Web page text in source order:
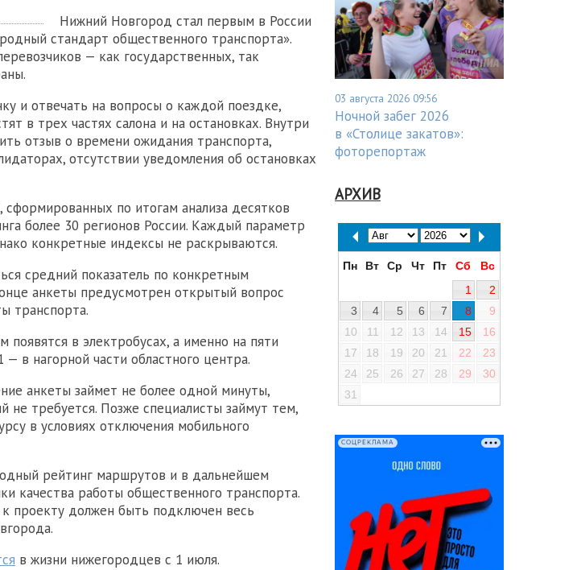
Нижний Новгород стал первым в России
стандарт общественного транспорта».
— как государственных, так
и отвечать на вопросы о каждой поездке,
в трех частях салона и на остановках. Внутри
отзыв о времени ожидания транспорта,
отсутствии уведомления об остановках
по итогам анализа десятков
более 30 регионов России. Каждый параметр
конкретные индексы не раскрываются.
средний показатель по конкретным
анкеты предусмотрен открытый вопрос
транспорта.
в электробусах, а именно на пяти
в нагорной части областного центра.
анкеты займет не более одной минуты,
не требуется. Позже специалисты займут тем,
в условиях отключения мобильного
рейтинг маршрутов и в дальнейшем
качества работы общественного транспорта.
проекту должен быть подключен весь
в жизни нижегородцев с 1 июля.
03 августа 2026 09:56
Ночной забег 2026
в «Столице закатов»:
фоторепортаж
АРХИВ
Пн Вт Ср Чт Пт Сб
Вс
1
2
3
4 5 6 7 8
9
10
11 12 13 14 15
16
17
18 19 20 21 22
23
24
25 26 27 28 29
30
31
СОЦРЕКЛАМА